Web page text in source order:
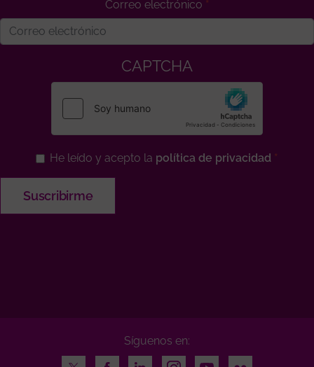
Correo electrónico
CAPTCHA
He leído y acepto la política de privacidad
Síguenos en:
Twitter
FacebookLinkedInInstagramYoutubeFlickr